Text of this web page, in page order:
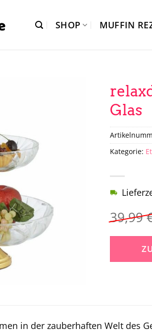
SHOP MUFFIN
Glas
39,99
Kategorie:
in der zauberhaften Welt des